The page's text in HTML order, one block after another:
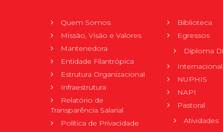
Quem Somos
Missão, Visão e Valores
Mantenedora
Entidade Filantrópica
Estrutura Organizacional
Infraestrutura
Relatório de
Transparência Salarial
Política de Privacidade
Biblioteca
Egressos
Diploma
Internacional
NUPHIS
NAPI
Pastoral
Atividades